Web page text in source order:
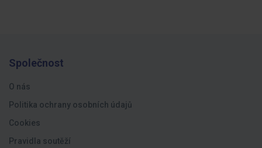
Společnost
O nás
Politika ochrany osobních údajů
Cookies
Pravidla soutěží